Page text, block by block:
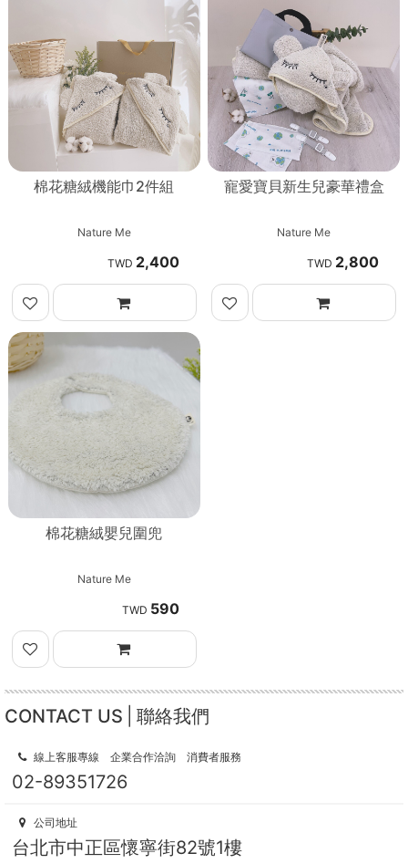
棉花糖絨機能巾2件組
Nature Me
2,400
寵愛寶貝新生兒豪華禮盒
Nature Me
2,800
棉花糖絨嬰兒圍兜
Nature Me
590
CONTACT US 聯絡我們
線上客服專線 企業合作洽詢 消費者服務
02-89351726
公司地址
台北市中正區懷寧街82號1樓